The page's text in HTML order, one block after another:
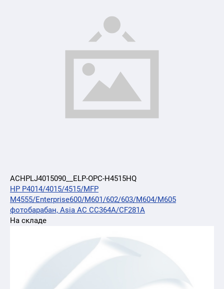
ACHPLJ4015090__ELP-OPC-H4515HQ
HP P4014/4015/4515/MFP
M4555/Enterprise600/M601/602/603/M604/M605
фотобарабан, Asia AC CC364A/CF281A
На складе